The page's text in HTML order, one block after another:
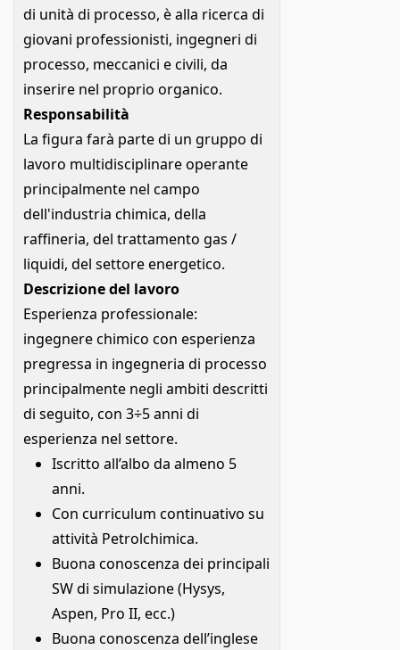
di unità di processo, è alla ricerca di
giovani professionisti, ingegneri di
processo, meccanici e civili, da
inserire nel proprio organico.
Responsabilità
La figura farà parte di un gruppo di
lavoro multidisciplinare operante
principalmente nel campo
dell'industria chimica, della
raffineria, del trattamento gas /
liquidi, del settore energetico.
Descrizione del lavoro
Esperienza professionale:
ingegnere chimico con esperienza
pregressa in ingegneria di processo
principalmente negli ambiti descritti
di seguito, con 3÷5 anni di
esperienza nel settore.
Iscritto all’albo da almeno 5
anni.
Con curriculum continuativo su
attività Petrolchimica.
Buona conoscenza dei principali
SW di simulazione (Hysys,
Aspen, Pro II, ecc.)
Buona conoscenza dell’inglese